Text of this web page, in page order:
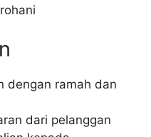
dengan ramah dan
dari pelanggan